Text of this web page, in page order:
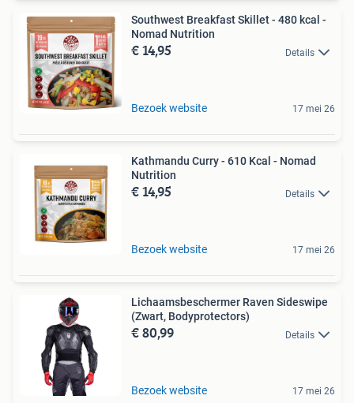
Southwest Breakfast Skillet - 480 kcal -
Nomad Nutrition
€ 14,95 Details
Bezoek website 17 mei 26
Kathmandu Curry - 610 Kcal - Nomad
Nutrition
€ 14,95 Details
Bezoek website 17 mei 26
Lichaamsbeschermer Raven Sideswipe
(Zwart, Bodyprotectors)
€ 80,99 Details
Bezoek website 17 mei 26